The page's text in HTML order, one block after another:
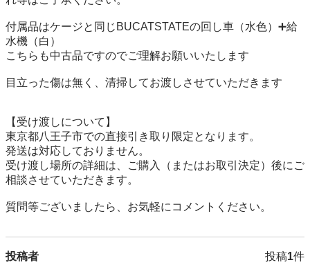
付属品はケージと同じBUCATSTATEの回し車（水色）➕給
水機（白）
こちらも中古品ですのでご理解お願いいたします
目立った傷は無く、清掃してお渡しさせていただきます
【受け渡しについて】
東京都八王子市での直接引き取り限定となります。
発送は対応しておりません。
受け渡し場所の詳細は、ご購入（またはお取引決定）後にご
相談させていただきます。
質問等ございましたら、お気軽にコメントください。
投稿者 投稿1件